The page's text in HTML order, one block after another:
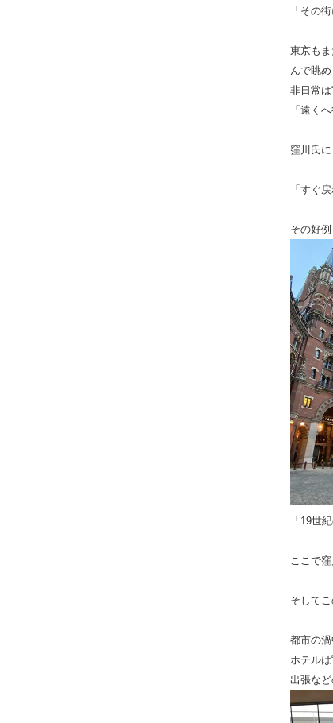
「その
東京も
んで眺
非日常は
「遠く
窪川氏
「すぐ
その好
「19世
ここで
そして
都市の
ホテル
出張な